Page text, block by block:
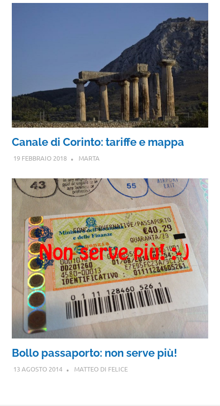
Canale di Corinto: tariffe e mappa
19 FEBBRAIO 2018 MARTA
Bollo passaporto: non serve più!
13 AGOSTO 2014 MATTEO DI FELICE